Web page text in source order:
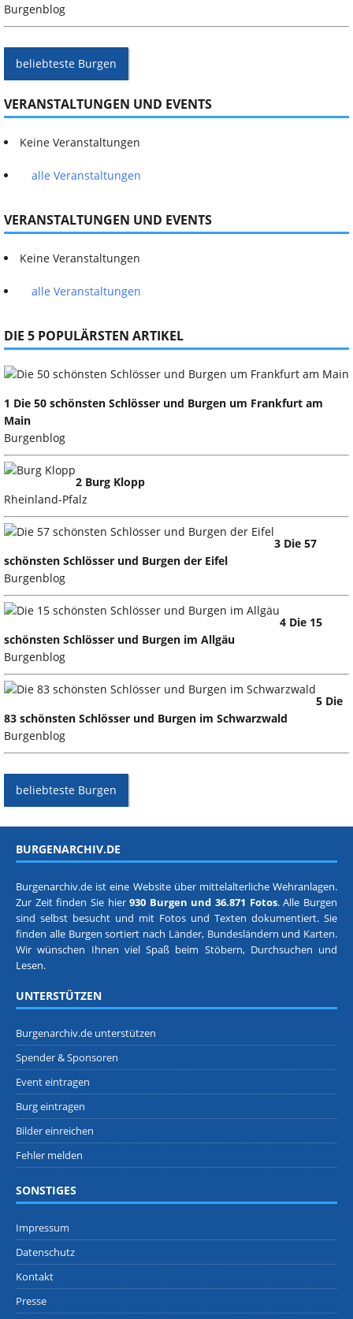
Burgenblog
beliebteste Burgen
VERANSTALTUNGEN UND EVENTS
Keine Veranstaltungen
alle Veranstaltungen
VERANSTALTUNGEN UND EVENTS
Keine Veranstaltungen
alle Veranstaltungen
DIE 5 POPULÄRSTEN ARTIKEL
1 Die 50 schönsten Schlösser und Burgen um Frankfurt am
Main
Burgenblog
2 Burg Klopp
Rheinland-Pfalz
3 Die 57
schönsten Schlösser und Burgen der Eifel
Burgenblog
4 Die 15
schönsten Schlösser und Burgen im Allgäu
Burgenblog
5 Die
83 schönsten Schlösser und Burgen im Schwarzwald
Burgenblog
beliebteste Burgen
BURGENARCHIV.DE
Burgenarchiv.de ist eine Website über mittelalterliche Wehranlagen.
Zur Zeit finden Sie hier930 Burgen und 36.871 Fotos. Alle Burgen
sind selbst besucht und mit Fotos und Texten dokumentiert. Sie
finden alle Burgen sortiert nach Länder, Bundesländern und Karten.
Wir wünschen Ihnen viel Spaß beim Stöbern, Durchsuchen und
Lesen.
UNTERSTÜTZEN
Burgenarchiv.de unterstützen
Spender & Sponsoren
Event eintragen
Burg eintragen
Bilder einreichen
Fehler melden
SONSTIGES
Impressum
Datenschutz
Kontakt
Presse